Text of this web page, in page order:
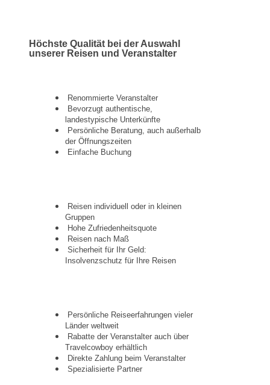
Höchste Qualität bei der Auswahl
unserer Reisen und Veranstalter
Renommierte Veranstalter
Bevorzugt authentische,
landestypische Unterkünfte
Persönliche Beratung, auch außerhalb
der Öffnungszeiten
Einfache Buchung
Reisen individuell oder in kleinen
Gruppen
Hohe Zufriedenheitsquote
Reisen nach Maß
Sicherheit für Ihr Geld:
Insolvenzschutz für Ihre Reisen
Persönliche Reiseerfahrungen vieler
Länder weltweit
Rabatte der Veranstalter auch über
Travelcowboy erhältlich
Direkte Zahlung beim Veranstalter
Spezialisierte Partner